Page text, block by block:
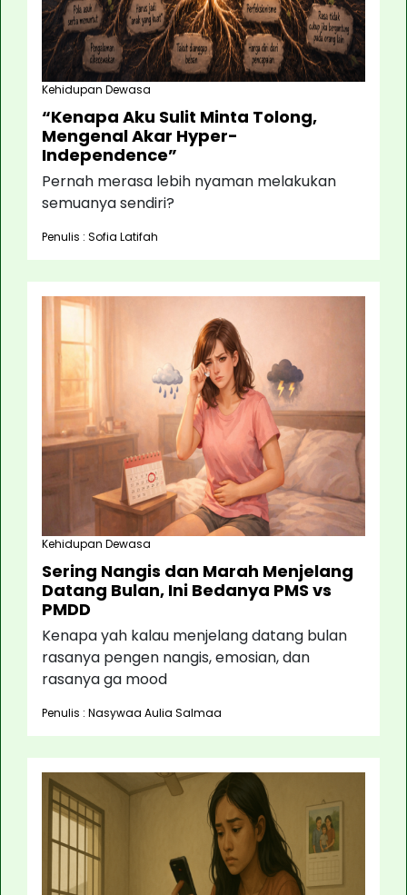
Kehidupan Dewasa
“Kenapa Aku Sulit Minta Tolong,
Mengenal Akar Hyper-
Independence”
Pernah merasa lebih nyaman melakukan
semuanya sendiri?
Penulis : Sofia Latifah
Kehidupan Dewasa
Sering Nangis dan Marah Menjelang
Datang Bulan, Ini Bedanya PMS vs
PMDD
Kenapa yah kalau menjelang datang bulan
rasanya pengen nangis, emosian, dan
rasanya ga mood
Penulis : Nasywaa Aulia Salmaa